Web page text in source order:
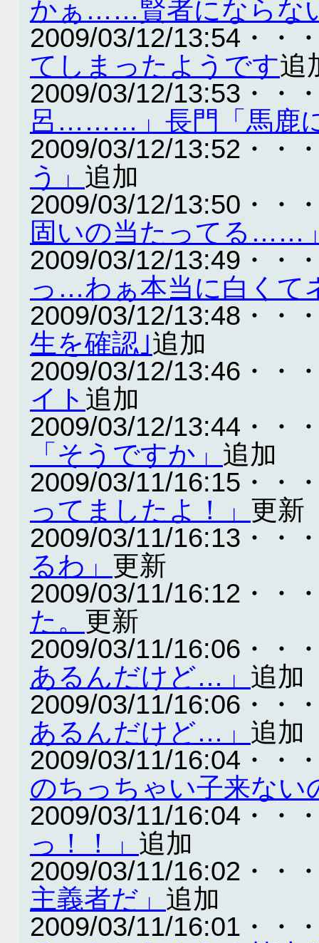
かぁ……賢者にならな
2009/03/12/13:54・・
てしまったようです追
2009/03/12/13:53・・
呂………」長門「馬鹿
2009/03/12/13:52・・
う」 追加
2009/03/12/13:50・・
固いの当たってる……
2009/03/12/13:49・・
っ…わぁ本当に白くて
2009/03/12/13:48・・
生を確認｣追加
2009/03/12/13:46・・
イト 追加
2009/03/12/13:44・・
「そうですか」 追加
2009/03/11/16:15・・
ってましたよ！」 更新
2009/03/11/16:13・・
るわ」 更新
2009/03/11/16:12・・
た。 更新
2009/03/11/16:06・・
あるんだけど…」 追加
2009/03/11/16:06・・
あるんだけど…」 追加
2009/03/11/16:04・・
のちっちゃい子来ない
2009/03/11/16:04・・
っ！！」 追加
2009/03/11/16:02・・
主義者だ」 追加
2009/03/11/16:01・・